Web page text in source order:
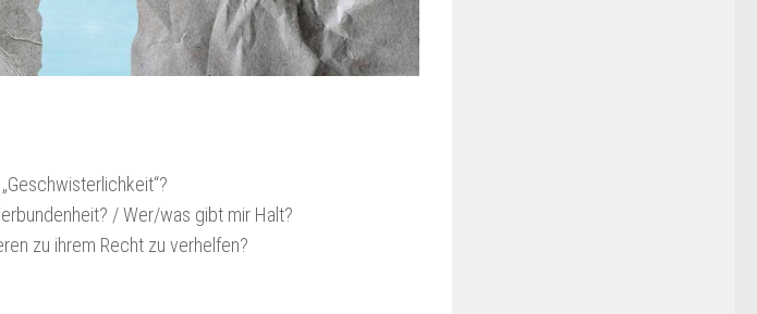
/ Wer/was gibt mir Halt?
zu ihrem Recht zu verhelfen?